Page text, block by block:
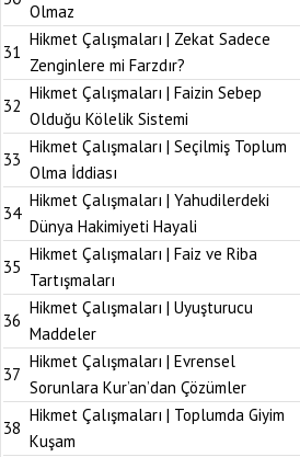
Olmaz
31
Hikmet Çalışmaları | Zekat Sadece
Zenginlere mi Farzdır?
32
Hikmet Çalışmaları | Faizin Sebep
Olduğu Kölelik Sistemi
33
Hikmet Çalışmaları | Seçilmiş Toplum
Olma İddiası
34
Hikmet Çalışmaları | Yahudilerdeki
Dünya Hakimiyeti Hayali
35
Hikmet Çalışmaları | Faiz ve Riba
Tartışmaları
36
Hikmet Çalışmaları | Uyuşturucu
Maddeler
37
Hikmet Çalışmaları | Evrensel
Sorunlara Kur’an’dan Çözümler
38
Hikmet Çalışmaları | Toplumda Giyim
Kuşam